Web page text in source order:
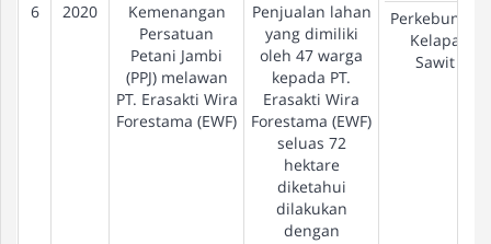
6 2020
Kemenangan
Persatuan
Petani Jambi
(PPJ) melawan
PT. Erasakti Wira
Forestama (EWF)
Penjualan lahan
yang dimiliki
oleh 47 warga
kepada PT.
Erasakti Wira
Forestama (EWF)
seluas 72
hektare
diketahui
dilakukan
dengan
Perkebunan
Kelapa
Sawit